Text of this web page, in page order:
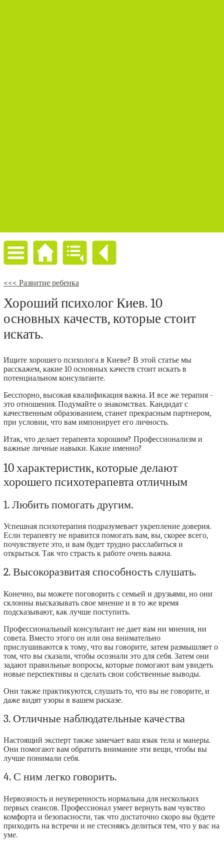
<<< Развитие ребенка
Хороший психолог Киев. 10
основных качеств, которые стоит
искать.
Ищите хорошего психолога в Киеве? В этой статье мы
расскажем, какие 10 основных качеств стоит искать в
потенциальном консультанте.
Бесспорно, высокая квалификация важна. И все же терапия -
это отношения. Подумайте о знакомствах. Кандидат с
качественным образованием, станет прекрасным партнером,
при условии, что вам импонирует его личность.
Итак, что делает терапевта хорошим? Профессионализм и
важные личные навыки. Какие именно?
10 характеристик, которые делают
хорошего психотерапевта отличным
1. Любить помогать другим.
Успешная психотерапия подразумевает укрепление доверия.
Если терапевту не нравится помогать вам, вы, скорее всего,
почувствуете это, и вам будет трудно расслабиться и
открыться. Так что страсть к работе очень важна.
2. Высокоразвитая способность слушать.
Конечно, вы можете поговорить с семьей и друзьями, но они
склонны высказывать свое мнение и в то же время
подсказывают, как лучше поступить.
Профессиональный консультант не дает вам ни мнения, ни
совета. Вместо этого он или она внимательно
прислушиваются к тому, что вы говорите, затем размышляет о
том, что вы сказали, чтобы осознали это для себя. Затем они
задают правильные вопросы, которые помогают вам увидеть
новые перспективы и сделать свои собственные выводы.
Они также практикуются, слушать то, что вы не говорите, и
даже видят узоры в вашем расказе.
3. Отличные наблюдательные качества
Настоящий эксперт также замечает ваш язык тела и манеры.
Они помогают вам обратить внимание эти вещи, чтобы вы
лучше понимали себя.
4. С ним легко говорить.
Нервозность и неуверенность нормальна для нескольких
первых сеансов. Профессионал умеет вернуть вам чувство
комфорта и безопасности, так что достаточно скоро вы будете
приходить на встречи и не стесняясь делиться тем, что у вас на
уме.